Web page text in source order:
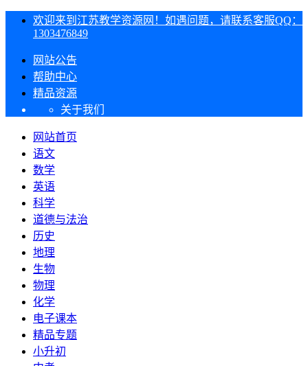
欢迎来到江苏教学资源网！如遇问题，请联系客服QQ：
1303476849
网站公告
帮助中心
精品资源
关于我们
网站首页
语文
数学
英语
科学
道德与法治
历史
地理
生物
物理
化学
电子课本
精品专题
小升初